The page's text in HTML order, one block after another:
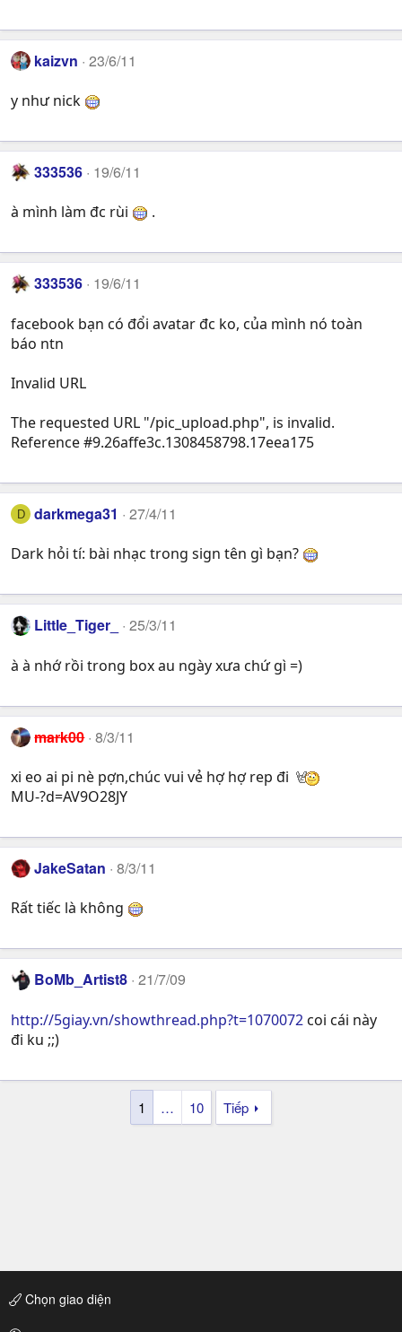
kaizvn 23/6/11
y như nick
333536 19/6/11
à mình làm đc rùi .
333536 19/6/11
facebook bạn có đổi avatar đc ko, của mình nó toàn
báo ntn
Invalid URL
The requested URL "/pic_upload.php", is invalid.
Reference #9.26affe3c.1308458798.17eea175
D darkmega31 27/4/11
Dark hỏi tí: bài nhạc trong sign tên gì bạn?
Little_Tiger_ 25/3/11
à à nhớ rồi trong box au ngày xưa chứ gì =)
mark00 8/3/11
xi eo ai pi nè pợn,chúc vui vẻ hợ hợ rep đi
MU-?d=AV9O28JY
JakeSatan 8/3/11
Rất tiếc là không
BoMb_Artist8 21/7/09
http://5giay.vn/showthread.php?t=1070072coi cái này
đi ku ;;)
1 … 10 Tiếp
Chọn giao diện